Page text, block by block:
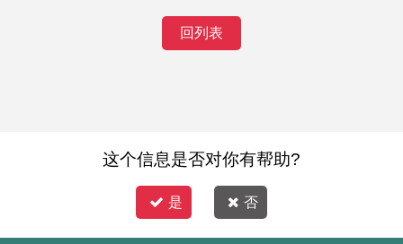
回列表
这个信息是否对你有帮助?
是 否